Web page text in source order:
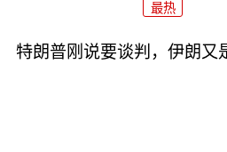
最热
特朗普刚说要谈判，伊朗又